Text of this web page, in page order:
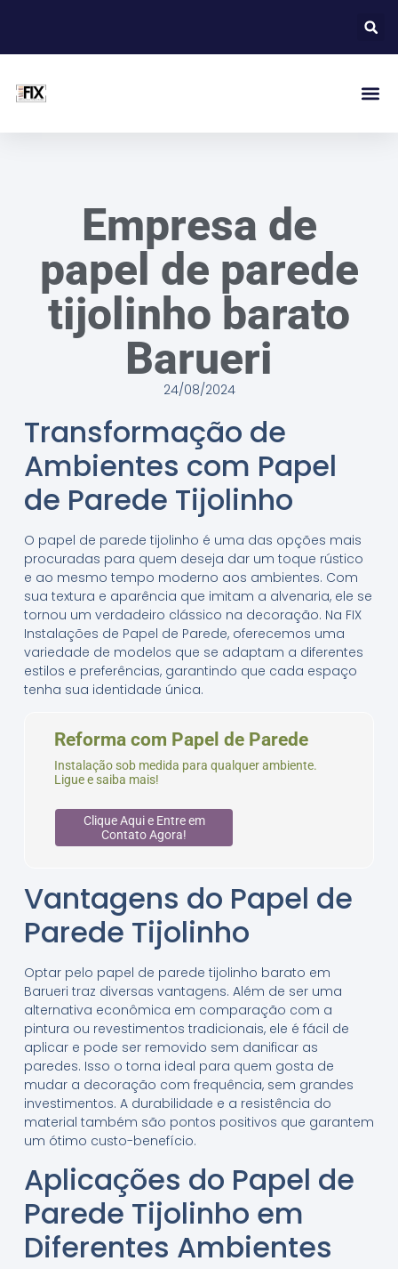
Empresa de
papel de parede
tijolinho barato
Barueri
24/08/2024
Transformação de
Ambientes com Papel
de Parede Tijolinho
O papel de parede tijolinho é uma das opções mais
procuradas para quem deseja dar um toque rústico
e ao mesmo tempo moderno aos ambientes. Com
sua textura e aparência que imitam a alvenaria, ele se
tornou um verdadeiro clássico na decoração. Na FIX
Instalações de Papel de Parede, oferecemos uma
variedade de modelos que se adaptam a diferentes
estilos e preferências, garantindo que cada espaço
tenha sua identidade única.
Reforma com Papel de Parede
Instalação sob medida para qualquer ambiente.
Ligue e saiba mais!
Clique Aqui e Entre em
Contato Agora!
Vantagens do Papel de
Parede Tijolinho
Optar pelo papel de parede tijolinho barato em
Barueri traz diversas vantagens. Além de ser uma
alternativa econômica em comparação com a
pintura ou revestimentos tradicionais, ele é fácil de
aplicar e pode ser removido sem danificar as
paredes. Isso o torna ideal para quem gosta de
mudar a decoração com frequência, sem grandes
investimentos. A durabilidade e a resistência do
material também são pontos positivos que garantem
um ótimo custo-benefício.
Aplicações do Papel de
Parede Tijolinho em
Diferentes Ambientes